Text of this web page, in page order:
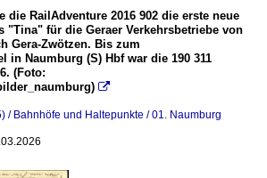
und die Unstrutbahn
Naumburg
in Naumburg Hbf
die RailAdventure 2016 902 die erste neue
"Tina" für die Geraer Verkehrsbetriebe von
Gera-Zwötzen. Bis zum
in Naumburg (S) Hbf war die 190 311
(Foto:

/ Bahnhöfe und Haltepunkte / 01. Naumburg